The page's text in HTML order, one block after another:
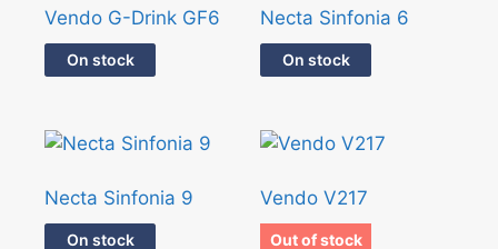
Vendo G-Drink GF6
On stock
Necta Sinfonia 6
On stock
Necta Sinfonia 9
On stock
Vendo V217
Out of stock